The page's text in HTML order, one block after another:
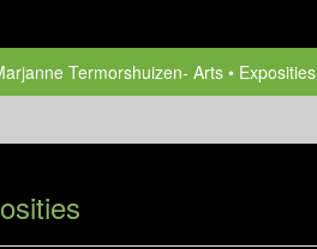
Termorshuizen- Arts
Exposities